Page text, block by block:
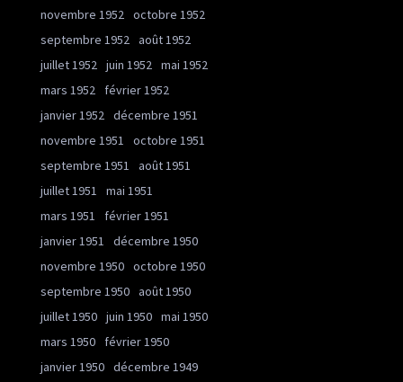
novembre 1952 octobre 1952
septembre 1952 août 1952
juillet 1952 juin 1952 mai 1952
mars 1952
février 1952
janvier 1952 décembre 1951
novembre 1951
octobre 1951
septembre 1951
août 1951
juillet 1951
mai 1951
mars 1951
février 1951
janvier 1951
décembre 1950
novembre 1950 octobre 1950
septembre 1950 août 1950
juillet 1950 juin 1950 mai 1950
mars 1950
février 1950
janvier 1950 décembre 1949